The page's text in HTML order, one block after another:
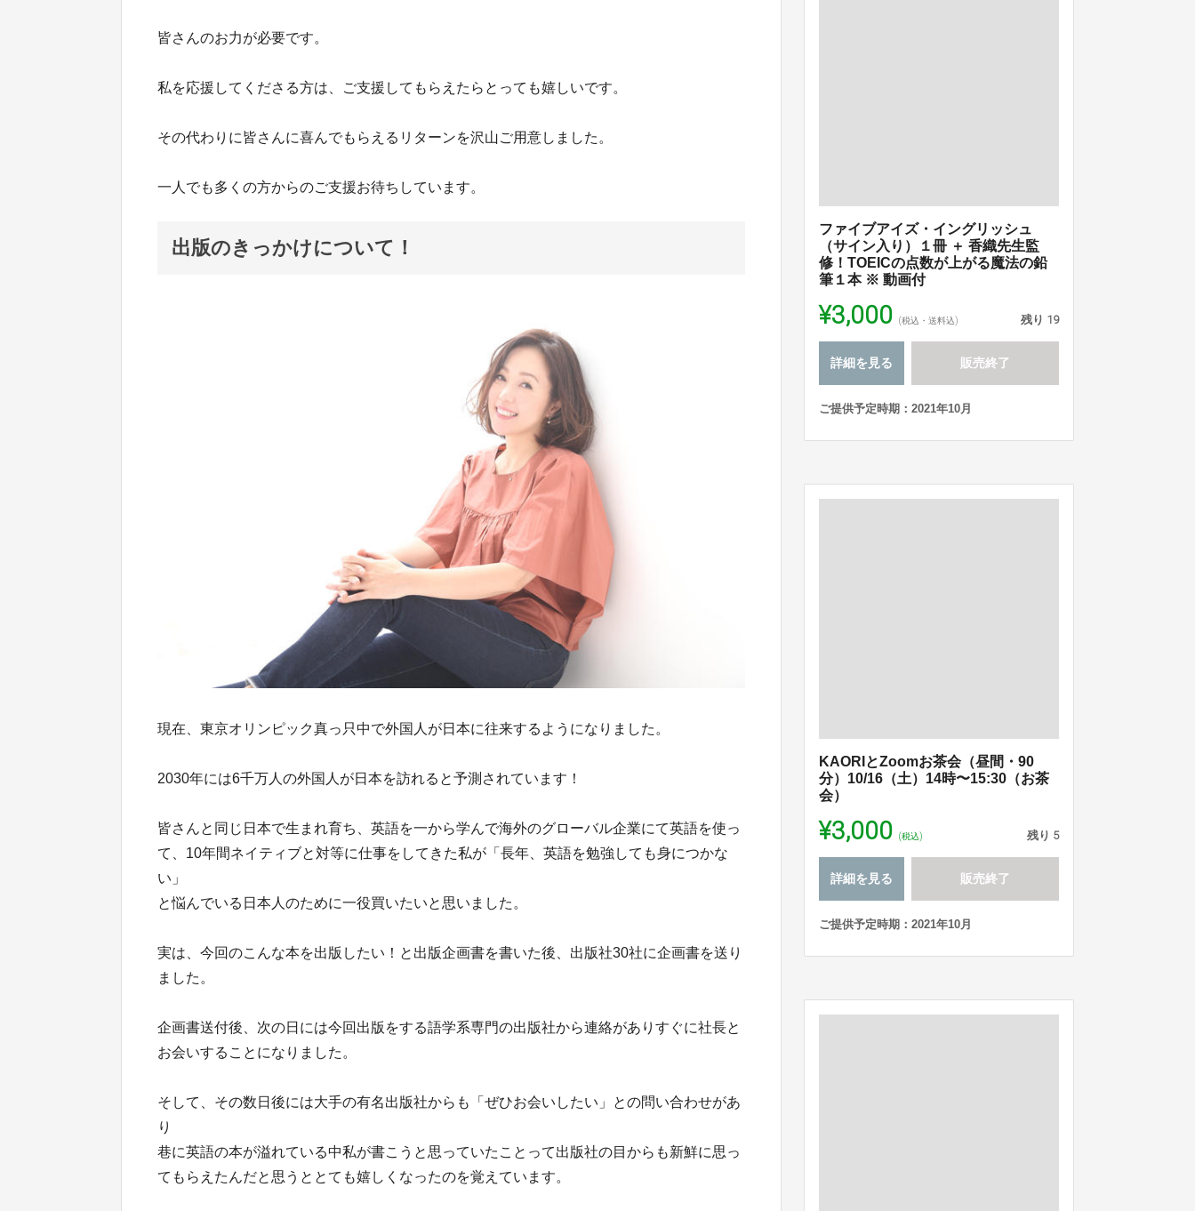
皆さんのお力が必要です。
私を応援してくださる方は、ご支援してもらえたらとっても嬉しいです。
その代わりに皆さんに喜んでもらえるリターンを沢山ご用意しました。
一人でも多くの方からのご支援お待ちしています。
出版のきっかけについて！
現在、東京オリンピック真っ只中で外国人が日本に往来するようになりました。
2030年には6千万人の外国人が日本を訪れると予測されています！
皆さんと同じ日本で生まれ育ち、英語を一から学んで海外のグローバル企業にて英語を使っ
て、10年間ネイティブと対等に仕事をしてきた私が「長年、英語を勉強しても身につかな
い」
と悩んでいる日本人のために一役買いたいと思いました。
実は、今回のこんな本を出版したい！と出版企画書を書いた後、出版社30社に企画書を送り
ました。
企画書送付後、次の日には今回出版をする語学系専門の出版社から連絡がありすぐに社長と
お会いすることになりました。
そして、その数日後には大手の有名出版社からも「ぜひお会いしたい」との問い合わせがあ
り
巷に英語の本が溢れている中私が書こうと思っていたことって出版社の目からも新鮮に思っ
てもらえたんだと思うととても嬉しくなったのを覚えています。
ファイブアイズ・イングリッシュ
（サイン入り）１冊 ＋ 香織先生監
修！TOEICの点数が上がる魔法の鉛
筆１本 ※ 動画付
¥3,000 (税込・送料込) 残り 19
詳細を見る 販売終了
ご提供予定時期：2021年10月
KAORIとZoomお茶会（昼間・90
分）10/16（土）14時〜15:30（お茶
会）
¥3,000 (税込) 残り 5
詳細を見る 販売終了
ご提供予定時期：2021年10月